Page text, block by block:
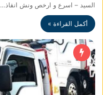
السيد – اسرع و ارخص ونش انقاذ…
أكمل القراءة »